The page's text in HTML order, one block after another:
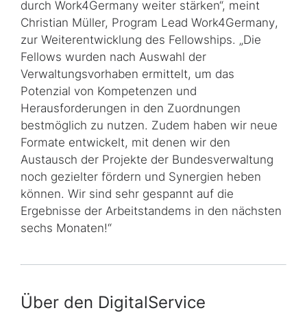
durch Work4Germany weiter stärken“, meint
Christian Müller, Program Lead Work4Germany,
zur Weiterentwicklung des Fellowships. „Die
Fellows wurden nach Auswahl der
Verwaltungsvorhaben ermittelt, um das
Potenzial von Kompetenzen und
Herausforderungen in den Zuordnungen
bestmöglich zu nutzen. Zudem haben wir neue
Formate entwickelt, mit denen wir den
Austausch der Projekte der Bundesverwaltung
noch gezielter fördern und Synergien heben
können. Wir sind sehr gespannt auf die
Ergebnisse der Arbeitstandems in den nächsten
sechs Monaten!“
Über den DigitalService